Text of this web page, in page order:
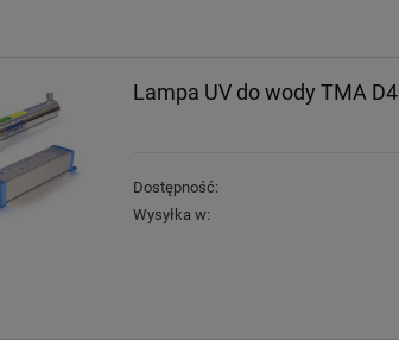
Lampa UV do wody TMA D4
Dostępność:
Wysyłka w: